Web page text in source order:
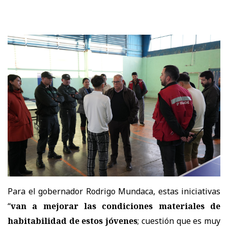
Para el gobernador Rodrigo Mundaca, estas iniciativas
“van a mejorar las condiciones materiales de
habitabilidad de estos jóvenes; cuestión que es muy